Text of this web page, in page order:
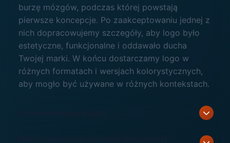
burzę mózgów, podczas której powstają
pierwsze koncepcje. Po zaakceptowaniu jednej z
nich dopracowujemy szczegóły, aby logo było
estetyczne, funkcjonalne i oddawało ducha
Twojej marki. W końcu dostarczamy logo w
różnych formatach i wersjach kolorystycznych,
aby mogło być używane w różnych kontekstach.